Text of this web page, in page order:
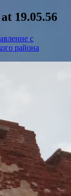
19.05.56
с
района